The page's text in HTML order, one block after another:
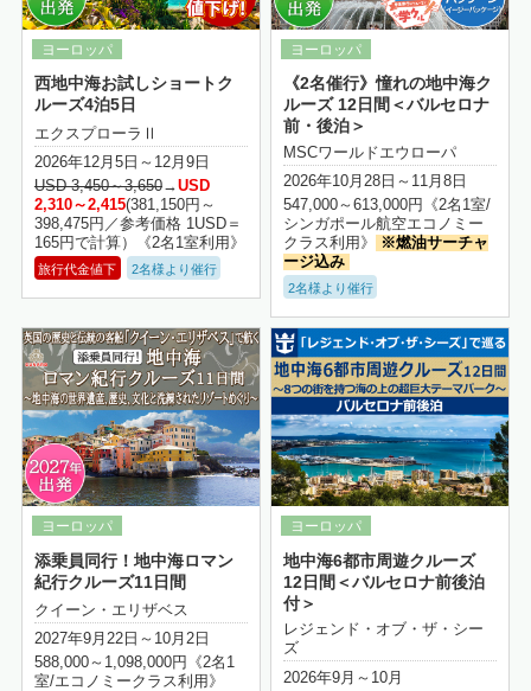
西地中海お試しショートク
ルーズ4泊5日
エクスプローラⅡ
2026年12月5日～12月9日
USD 3,450～3,650→USD
2,310～2,415(381,150円～
398,475円／参考価格 1USD＝
165円で計算）《2名1室利用》
旅行代金値下 2名様より催行
《2名催行》憧れの地中海ク
ルーズ 12日間＜バルセロナ
前・後泊＞
MSCワールドエウローパ
2026年10月28日～11月8日
547,000～613,000円《2名1室/
シンガポール航空エコノミー
クラス利用》
※燃油サーチャ
ージ込み
2名様より催行
添乗員同行！地中海ロマン
紀行クルーズ11日間
クイーン・エリザベス
2027年9月22日～10月2日
588,000～1,098,000円《2名1
室/エコノミークラス利用》
地中海6都市周遊クルーズ
12日間＜バルセロナ前後泊
付＞
レジェンド・オブ・ザ・シー
ズ
2026年9月～10月
詳細はこちら